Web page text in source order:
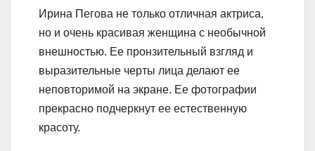
Ирина Пегова не только отличная актриса,
но и очень красивая женщина с необычной
внешностью. Ее пронзительный взгляд и
выразительные черты лица делают ее
неповторимой на экране. Ее фотографии
прекрасно подчеркнут ее естественную
красоту.